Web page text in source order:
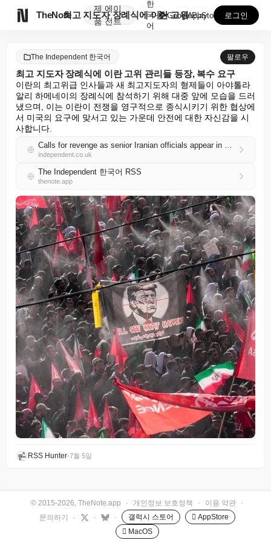
TheNote
제
품
에이
전트
최고 지도자 장례식에 이란 고위 관리들 등장, 복수 요...
한
국
어
GooglePlay
AppStore 로그인
The Independent 한국어 팔로우
최고 지도자 장례식에 이란 고위 관리들 등장, 복수 요구
이란의 최고위급 인사들과 새 최고지도자의 형제들이 아야톨라
알리 하메네이의 장례식에 참석하기 위해 대중 앞에 모습을 드러
냈으며, 이는 이란이 전쟁을 영구적으로 종식시키기 위한 협상에
서 미국의 요구에 맞서고 있는 가운데 안전에 대한 자신감을 시
사합니다.
Calls for revenge as senior Iranian officials appear in public for supreme leader's funeral
independent.co.uk
The Independent 한국어 RSS
thenote.app
RSS Hunter•7월 5일
© 2015-2026, TheNote.app · 개인정보 보호정책 · 이용 약관
·
문의하기
· · · 갤럭시 스토어
 AppStore
 MacOS